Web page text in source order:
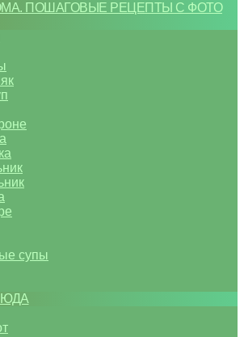
ПОШАГОВЫЕ РЕЦЕПТЫ С ФОТО
супы